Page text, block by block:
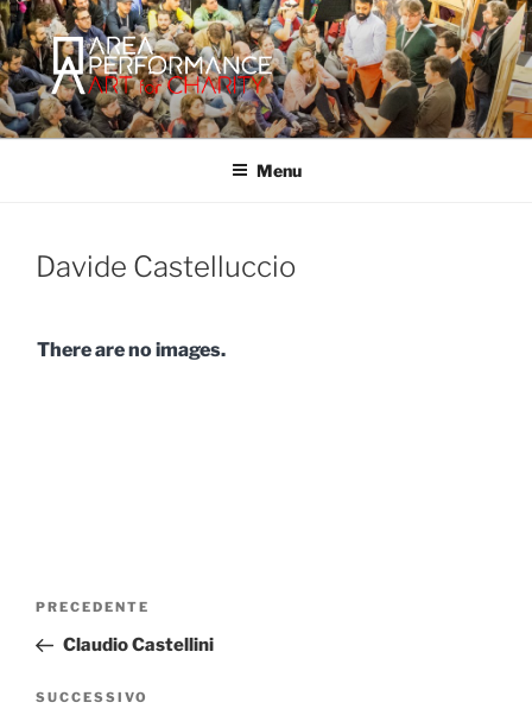
Salta
al
contenuto
AREA PERFORMANCE
Sito ufficiale della Onlus Area Performance.
Menu
Davide Castelluccio
There are no images.
Navigazione
Articolo
precedente:
PRECEDENTE
Claudio Castellini
Articolo
SUCCESSIVO